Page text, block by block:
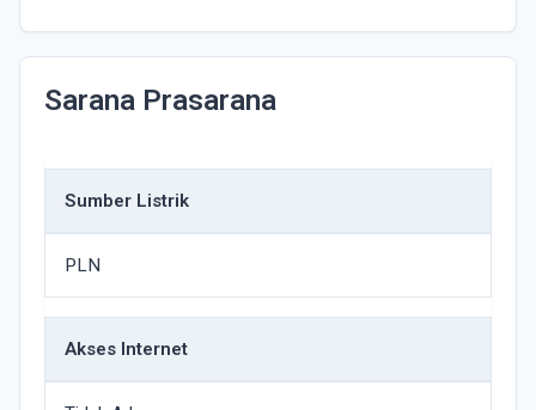
Sarana Prasarana
Sumber Listrik
PLN
Akses Internet